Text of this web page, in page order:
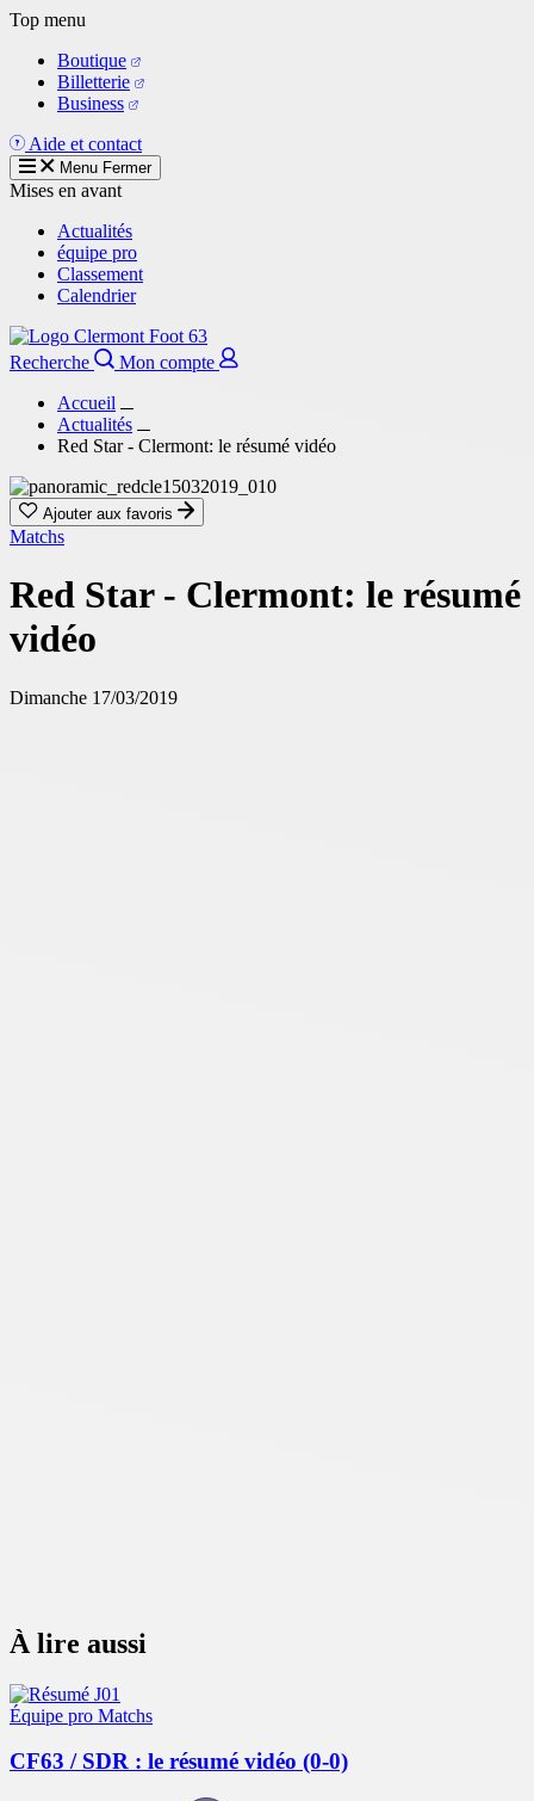
Aller
contenu
principal
Top menu
Boutique
Billetterie
Business
Aide et contact
Menu Fermer
Mises en avant
Actualités
équipe pro
Classement
Calendrier
Recherche
Mon compte
Accueil
Actualités
Red Star - Clermont: le résumé vidéo
Ajouter aux favoris
Matchs
Red Star - Clermont: le résumé
vidéo
Dimanche 17/03/2019
À lire aussi
Équipe pro Matchs
CF63 / SDR : le résumé vidéo (0-0)